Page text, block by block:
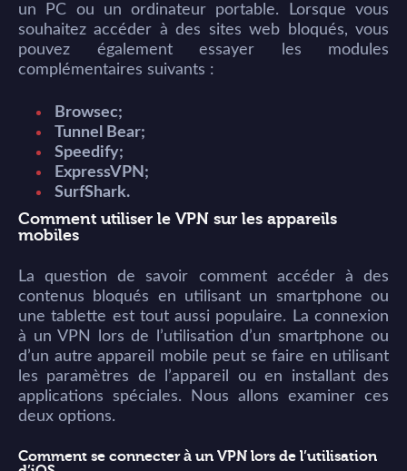
un PC ou un ordinateur portable. Lorsque vous
souhaitez accéder à des sites web bloqués, vous
pouvez également essayer les modules
complémentaires suivants :
Browsec;
Tunnel Bear;
Speedify;
ExpressVPN;
SurfShark.
Comment utiliser le VPN sur les appareils
mobiles
La question de savoir comment accéder à des
contenus bloqués en utilisant un smartphone ou
une tablette est tout aussi populaire. La connexion
à un VPN lors de l’utilisation d’un smartphone ou
d’un autre appareil mobile peut se faire en utilisant
les paramètres de l’appareil ou en installant des
applications spéciales. Nous allons examiner ces
deux options.
Comment se connecter à un VPN lors de l’utilisation